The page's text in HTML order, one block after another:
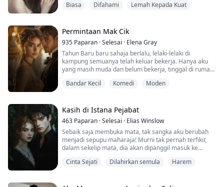
rumit atau mengarut, tetapi hanya kerana satu
Dalam tempoh yang sama selepas tamat pengajian,
Chu Fei hanya memperoleh gaji kurang dari dua ribu
ringgit seb...
Biasa Difahami Lemah Kepada Kuat
Permintaan Mak Cik
935 Paparan ·Selesai · Elena Gray
Tahun Baru baru sahaja berlalu, lelaki-lelaki di
kampung semuanya telah keluar bekerja. Hanya aku
yang masih muda dan belum bekerja, tinggal di rumah
kampung sering datang ke rumahku untuk
Bandar Kecil Komedi Moden
Kasih di Istana Pejabat
463 Paparan ·Selesai · Elias Winslow
Sebaik saja membuka mata, tak sangka aku berubah
menjadi sepupu maharaja! Murni tak pernah terfikir,
dalam sekelip mata, dia akan dipanggil masuk ke
sepupunya yang merupakan maharaja! Khabarnya, dia
Cinta Sejati Dilahirkan semula Harem